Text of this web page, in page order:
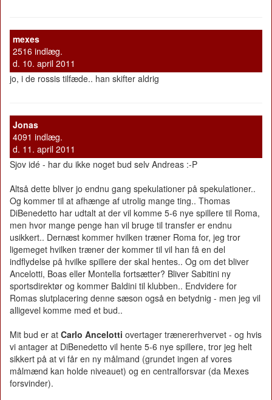
mexes
2516 indlæg.
d. 10. april 2011
jo, i de rossis tilfæde.. han skifter aldrig
Jonas
4091 indlæg.
d. 11. april 2011
Sjov idé - har du ikke noget bud selv Andreas :-P
Altså dette bliver jo endnu gang spekulationer på spekulationer..
Og kommer til at afhænge af utrolig mange ting.. Thomas
DiBenedetto har udtalt at der vil komme 5-6 nye spillere til Roma,
men hvor mange penge han vil bruge til transfer er endnu
usikkert.. Dernæst kommer hvilken træner Roma for, jeg tror
ligemeget hvilken træner der kommer til vil han få en del
indflydelse på hvilke spillere der skal hentes.. Og om det bliver
Ancelotti, Boas eller Montella fortsætter? Bliver Sabitini ny
sportsdirektør og kommer Baldini til klubben.. Endvidere for
Romas slutplacering denne sæson også en betydnig - men jeg vil
alligevel komme med et bud..
Mit bud er at Carlo Ancelotti overtager trænererhvervet - og hvis
vi antager at DiBenedetto vil hente 5-6 nye spillere, tror jeg helt
sikkert på at vi får en ny målmand (grundet ingen af vores
målmænd kan holde niveauet) og en centralforsvar (da Mexes
forsvinder).